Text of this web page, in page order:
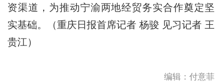
资渠道，为推动宁渝两地经贸务实合作奠定坚
实基础。（重庆日报首席记者 杨骏 见习记者 王
贵江）
编辑：付意菲